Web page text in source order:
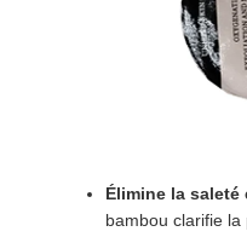
Élimine la saleté
bambou clarifie la